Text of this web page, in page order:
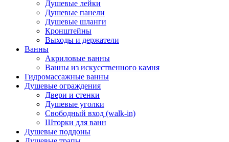
Душевые лейки
Душевые панели
Душевые шланги
Кронштейны
Выходы и держатели
Ванны
Акриловые ванны
Ванны из искусственного камня
Гидромассажные ванны
Душевые ограждения
Двери и стенки
Душевые уголки
Свободный вход (walk-in)
Шторки для ванн
Душевые поддоны